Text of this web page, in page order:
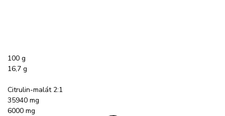
100 g
16,7 g
Citrulin-malát 2:1
35940 mg
6000 mg